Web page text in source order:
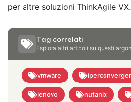
per altre soluzioni ThinkAgile VX.
Tag correlati
Esplora altri articoli su questi
vmware
lenovo nutanix